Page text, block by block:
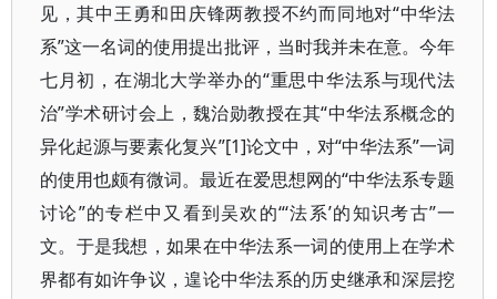
见，其中王勇和田庆锋两教授不约而同地对“中华法
系”这一名词的使用提出批评，当时我并未在意。今年
七月初，在湖北大学举办的“重思中华法系与现代法
治”学术研讨会上，魏治勋教授在其“中华法系概念的
异化起源与要素化复兴”[1]论文中，对“中华法系”一词
的使用也颇有微词。最近在爱思想网的“中华法系专题
讨论”的专栏中又看到吴欢的“‘法系’的知识考古”一
文。于是我想，如果在中华法系一词的使用上在学术
界都有如许争议，遑论中华法系的历史继承和深层挖